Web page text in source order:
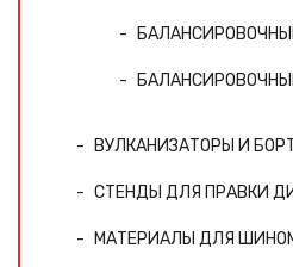
ВУЛКАНИЗАТОРЫ И
СТЕНДЫ ДЛЯ ПРАВКИ
МАТЕРИАЛЫ ДЛЯ